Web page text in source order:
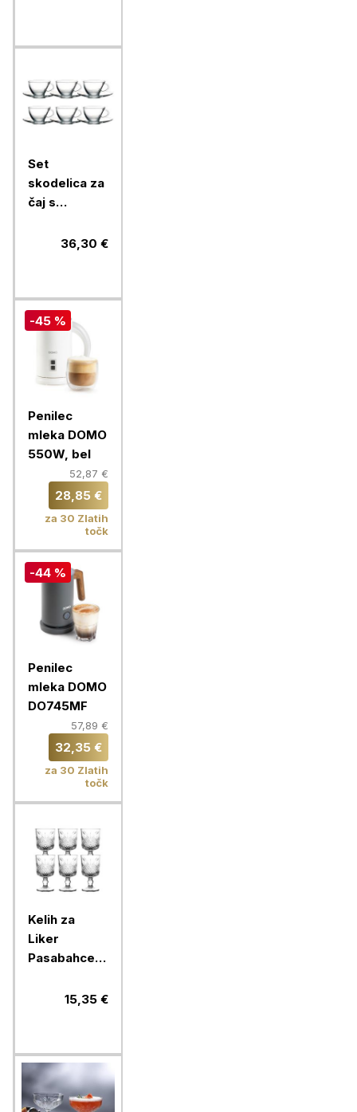
Set
skodelica za
čaj s
Pasabahce
kos, steklo
36,30 €
-45 %
Penilec
mleka DOMO
550W, bel
52,87 €
28,85 €
za 30 Zlatih
točk
-44 %
Penilec
mleka DOMO
DO745MF
57,89 €
32,35 €
za 30 Zlatih
točk
Kelih za
Liker
Pasabahce
ml, 6 kos,15,35 €